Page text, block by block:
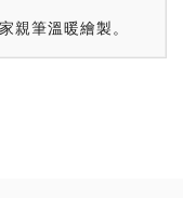
親筆溫暖繪製。